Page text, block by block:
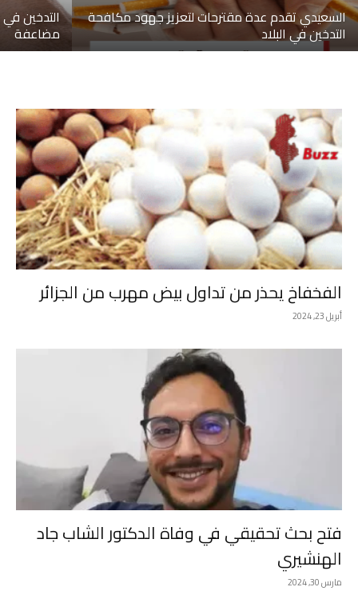
السعيدي تقدم عدة مقترحات لتعزيز جهود مكافحة
التدخين في البلاد
التدخين
مضاعفة
الفخفاخ يحذر من تداول بيض مهرب من الجزائر
أبريل 23, 2024
فتح بحث تحقيقي في وفاة الدكتور الشاب جاد
الهنشيري
مارس 30, 2024